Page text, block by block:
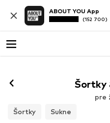
ABOUT YOU App
(152 700)
Šortky
pre
Šortky
Sukne